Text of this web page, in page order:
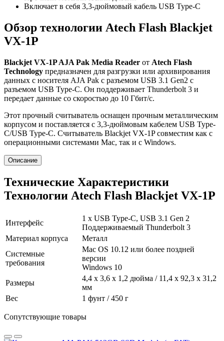
Включает в себя 3,3-дюймовый кабель USB Type-C
Обзор технологии Atech Flash Blackjet
VX-1P
Blackjet VX-1P AJA Pak Media Reader от Atech Flash
Technology предназначен для разгрузки или архивирования
данных с носителя AJA Pak с разъемом USB 3.1 Gen2 с
разъемом USB Type-C. Он поддерживает Thunderbolt 3 и
передает данные со скоростью до 10 Гбит/с.
Этот прочный считыватель оснащен прочным металлическим
корпусом и поставляется с 3,3-дюймовым кабелем USB Type-
C/USB Type-C. Считыватель Blackjet VX-1P совместим как с
операционными системами Mac, так и с Windows.
Описание
Технические Характеристики
Технологии Atech Flash Blackjet VX-1P
Интерфейс
1 x USB Type-C, USB 3.1 Gen 2
Поддерживаемый Thunderbolt 3
Материал корпуса
Металл
Системные
требования
Mac OS 10.12 или более поздней
версии
Windows 10
Размеры
4,4 x 3,6 x 1,2 дюйма / 11,4 x 92,3 x 31,2
мм
Вес
1 фунт / 450 г
Сопутствующие товары